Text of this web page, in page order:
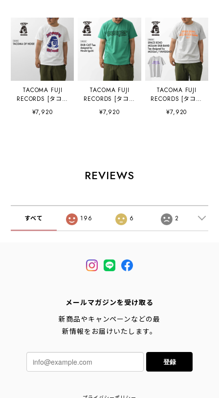
TACOMA FUJI
RECORDS [タコマ
フジレコード]
TACOMA OF
¥7,920
TACOMA FUJI
RECORDS [タコマ
フジレコード]
DUB CAT Tee
クティー・ロゴ・
コラボ・MEN'S /
¥7,920
TACOMA FUJI
RECORDS [タコマ
フジレコード]
SPACE ECHO
ティー・ロゴ・コ
ラボ・MEN'S /
LADY'S [2026SS]
(TACOMA FUJI
¥7,920
REVIEWS
すべて 196 6 2
メールマガジンを受け取る
新商品やキャンペーンなどの最
新情報をお届けいたします。
登録